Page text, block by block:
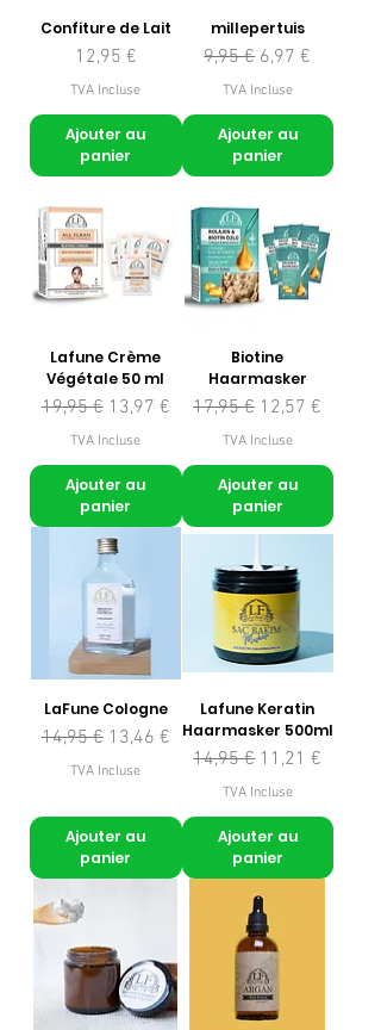
Confiture de Lait
Prix
12,95 €
TVA Incluse
Ajouter au
panier
millepertuis
Prix original
9,95 € Prix
6,97 €
TVA Incluse
Ajouter au
panier
Lafune Crème
Végétale 50 ml
Prix original
19,95 € Prix promotionnel
13,97 €
TVA Incluse
Ajouter au
panier
Biotine
Haarmasker
Prix original
17,95 € Prix
12,57 €
TVA Incluse
Ajouter au
panier
LaFune Cologne
Prix original
14,95 € Prix promotionnel
13,46 €
TVA Incluse
Ajouter au
panier
Lafune Keratin
Haarmasker 500ml
Prix original
14,95 € Prix
11,21 €
TVA Incluse
Ajouter au
panier